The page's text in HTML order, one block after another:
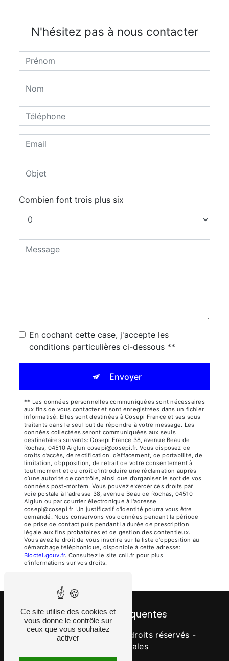
N'hésitez pas à nous contacter
Combien font trois plus six
En cochant cette case, j'accepte les
conditions particulières ci-dessous **
Envoyer
** Les données personnelles communiquées sont nécessaires
aux fins de vous contacter et sont enregistrées dans un fichier
informatisé. Elles sont destinées à Cosepi France et ses sous-
traitants dans le seul but de répondre à votre message. Les
données collectées seront communiquées aux seuls
destinataires suivants: Cosepi France 38, avenue Beau de
Rochas, 04510 Aiglun cosepi@cosepi.fr. Vous disposez de
droits d’accès, de rectification, d’effacement, de portabilité, de
limitation, d’opposition, de retrait de votre consentement à
tout moment et du droit d’introduire une réclamation auprès
d’une autorité de contrôle, ainsi que d’organiser le sort de vos
données post-mortem. Vous pouvez exercer ces droits par
voie postale à l'adresse 38, avenue Beau de Rochas, 04510
Aiglun ou par courrier électronique à l'adresse
cosepi@cosepi.fr. Un justificatif d'identité pourra vous être
demandé. Nous conservons vos données pendant la période
de prise de contact puis pendant la durée de prescription
légale aux fins probatoires et de gestion des contentieux.
Vous avez le droit de vous inscrire sur la liste d'opposition au
démarchage téléphonique, disponible à cette adresse:
Bloctel.gouv.fr. Consultez le site cnil.fr pour plus
d’informations sur vos droits.
Recherches fréquentes
©Vistalid- 2026 - Tous droits réservés -
Mentions légales
Ce site utilise des cookies et
vous donne le contrôle sur
ceux que vous souhaitez
activer